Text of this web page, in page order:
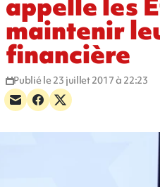
maintenir
financière
Publié le 23 juillet 2017 à 22:23